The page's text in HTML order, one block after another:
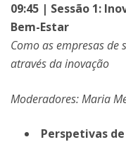
09:45 | Sessão 1:
Bem-Estar
Como as empresas
através da inovação
Moderadores: Maria
Perspetivas